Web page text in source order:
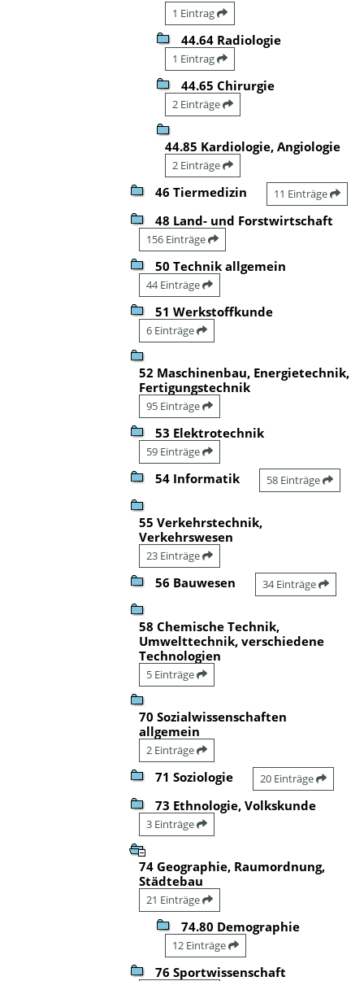
1 Eintrag
44.64 Radiologie
1 Eintrag
44.65 Chirurgie
2 Einträge
44.85 Kardiologie, Angiologie
2 Einträge
46 Tiermedizin 11 Einträge
48 Land- und Forstwirtschaft
156 Einträge
50 Technik allgemein
44 Einträge
51 Werkstoffkunde
6 Einträge
52 Maschinenbau, Energietechnik,
Fertigungstechnik
95 Einträge
53 Elektrotechnik
59 Einträge
54 Informatik 58 Einträge
55 Verkehrstechnik,
Verkehrswesen
23 Einträge
56 Bauwesen 34 Einträge
58 Chemische Technik,
Umwelttechnik, verschiedene
Technologien
5 Einträge
70 Sozialwissenschaften
allgemein
2 Einträge
71 Soziologie 20 Einträge
73 Ethnologie, Volkskunde
3 Einträge
74 Geographie, Raumordnung,
Städtebau
21 Einträge
74.80 Demographie
12 Einträge
76 Sportwissenschaft